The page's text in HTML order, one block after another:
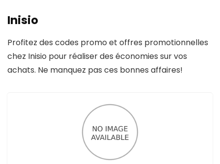
Inisio
Profitez des codes promo et offres promotionnelles
chez Inisio pour réaliser des économies sur vos
achats. Ne manquez pas ces bonnes affaires!